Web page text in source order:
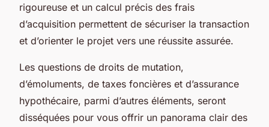
rigoureuse et un calcul précis des frais
d’acquisition permettent de sécuriser la transaction
et d’orienter le projet vers une réussite assurée.
Les questions de droits de mutation,
d’émoluments, de taxes foncières et d’assurance
hypothécaire, parmi d’autres éléments, seront
disséquées pour vous offrir un panorama clair des